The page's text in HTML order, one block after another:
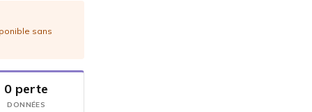
sans
0 perte
DONNÉES